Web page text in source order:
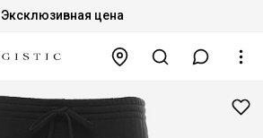
Эксклюзивная цена